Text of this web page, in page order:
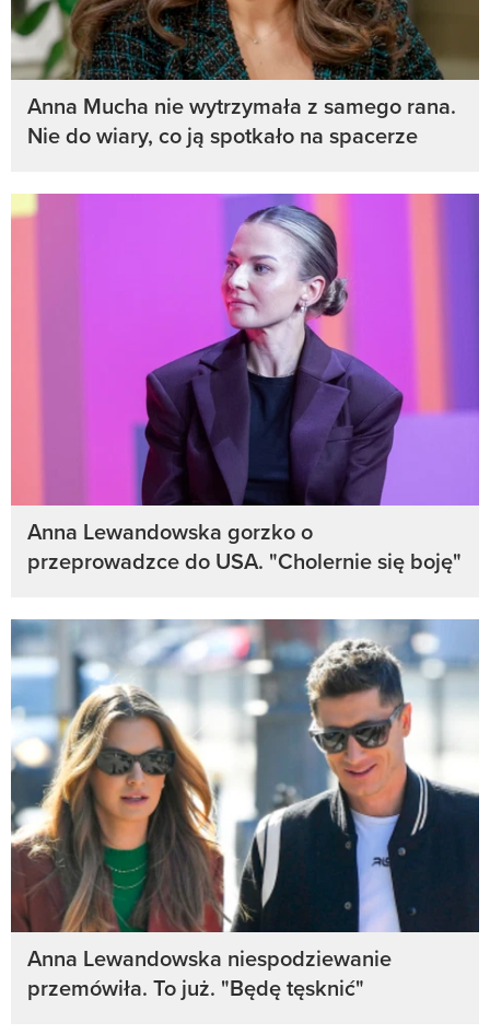
Anna Mucha nie wytrzymała z samego rana.
Nie do wiary, co ją spotkało na spacerze
Anna Lewandowska gorzko o
przeprowadzce do USA. "Cholernie się boję"
Anna Lewandowska niespodziewanie
przemówiła. To już. "Będę tęsknić"